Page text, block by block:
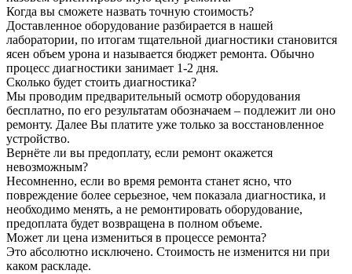
Когда вы сможете назвать точную стоимость?
Доставленное оборудование разбирается в нашей
лаборатории, по итогам тщательной диагностики становится
ясен объем урона и называется бюджет ремонта. Обычно
процесс диагностики занимает 1-2 дня.
Сколько будет стоить диагностика?
Мы проводим предварительный осмотр оборудования
бесплатно, по его результатам обозначаем – подлежит ли оно
ремонту. Далее Вы платите уже только за восстановленное
устройство.
Вернёте ли вы предоплату, если ремонт окажется
невозможным?
Несомненно, если во время ремонта станет ясно, что
повреждение более серьезное, чем показала диагностика, и
необходимо менять, а не ремонтировать оборудование,
предоплата будет возвращена в полном объеме.
Может ли цена измениться в процессе ремонта?
Это абсолютно исключено. Стоимость не изменится ни при
каком раскладе.